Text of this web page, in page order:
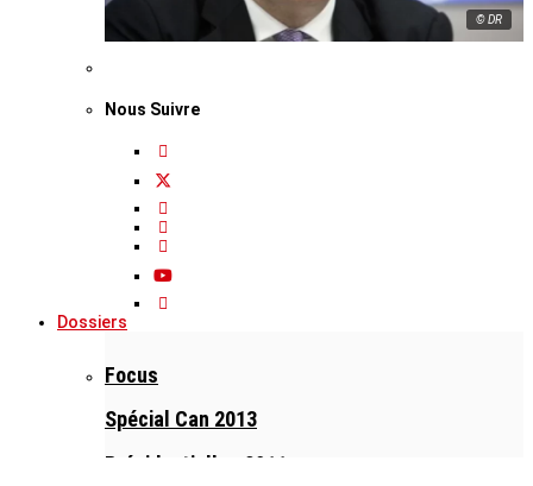
© DR
Nous Suivre
Dossiers
Focus
Spécial Can 2013
Présidentielles 2011